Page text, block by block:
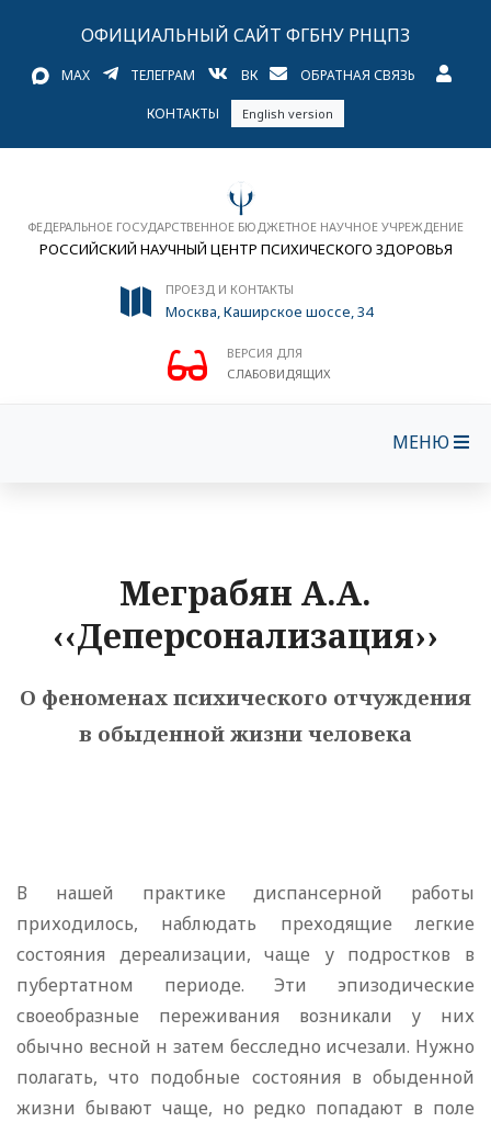
ОФИЦИАЛЬНЫЙ САЙТ ФГБНУ РНЦПЗ
MAX ТЕЛЕГРАМ ВК ОБРАТНАЯ СВЯЗЬ
КОНТАКТЫ English version
ФЕДЕРАЛЬНОЕ ГОСУДАРСТВЕННОЕ БЮДЖЕТНОЕ НАУЧНОЕ УЧРЕЖДЕНИЕ
РОССИЙСКИЙ НАУЧНЫЙ ЦЕНТР ПСИХИЧЕСКОГО ЗДОРОВЬЯ
ПРОЕЗД И КОНТАКТЫ
Москва, Каширское шоссе, 34
ВЕРСИЯ ДЛЯ
СЛАБОВИДЯЩИХ
МЕНЮ
Меграбян А.А.
‹‹Деперсонализация››
О феноменах психического отчуждения
в обыденной жизни человека
В нашей практике диспансерной работы
приходилось, наблюдать преходящие легкие
состояния дереализации, чаще у подростков в
пубертатном периоде. Эти эпизодические
своеобразные переживания возникали у них
обычно весной н затем бесследно исчезали. Нужно
полагать, что подобные состояния в обыденной
жизни бывают чаще, но редко попадают в поле